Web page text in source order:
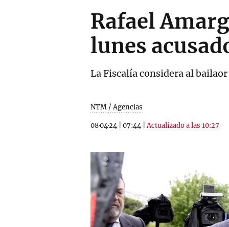
Rafael
lunes
La Fiscalía considera al
NTM / Agencias
08·04·24 07:44 |Actualizado a las 10:27